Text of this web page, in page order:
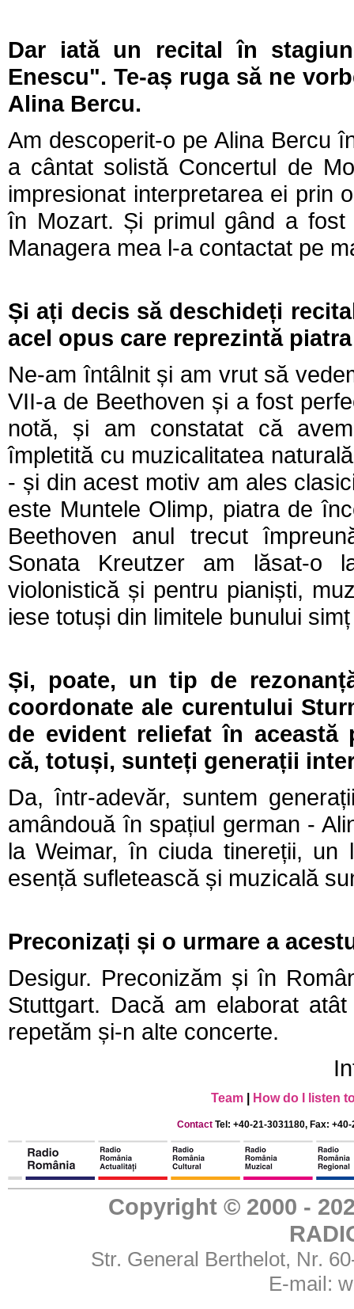
Dar iată un recital în
Enescu". Te-aș ruga să ne
Alina Bercu.
Am descoperit-o pe Alina Bercu
a cântat solistă Concertul de
impresionat interpretarea ei prin
în Mozart. Și primul gând a
Managera mea l-a contactat pe
Și ați decis să deschideți
acel opus care reprezintă
Ne-am întâlnit și am vrut să
VII-a de Beethoven și a fost
notă, și am constatat că
împletită cu muzicalitatea
- și din acest motiv am ales
este Muntele Olimp, piatra de
Beethoven anul trecut
Sonata Kreutzer am lăsat-o
violonistică și pentru pianiști,
iese totuși din limitele bunului
Și, poate, un tip de
coordonate ale curentului
de evident reliefat în această
că, totuși, sunteți generații
Da, într-adevăr, suntem
amândouă în spațiul german -
la Weimar, în ciuda tinereții, un
esență sufletească și muzicală
Preconizați și o urmare a
Desigur. Preconizăm și în
Stuttgart. Dacă am elaborat
repetăm și-n alte concerte.
Team How do I listen
Contact Tel: +40-21-3031180, Fax:
Copyright © 2000 -
Str. General Berthelot, Nr.
E-mail: